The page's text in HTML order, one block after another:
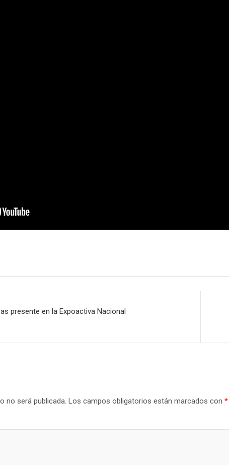
presente en la Expoactiva Nacional
no será publicada. Los campos obligatorios están marcados con *